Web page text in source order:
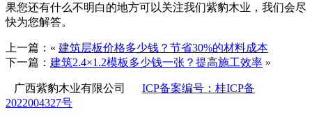
果您还有什么不明白的地方可以关注我们紫豹木业，我们会尽
快为您解答。
上一篇：« 建筑层板价格多少钱？节省30%的材料成本
下一篇： 建筑2.4×1.2模板多少钱一张？提高施工效率 »
广西紫豹木业有限公司 ICP备案编号：桂ICP备
2022004327号